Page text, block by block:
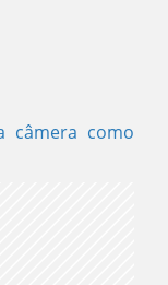
câmera como